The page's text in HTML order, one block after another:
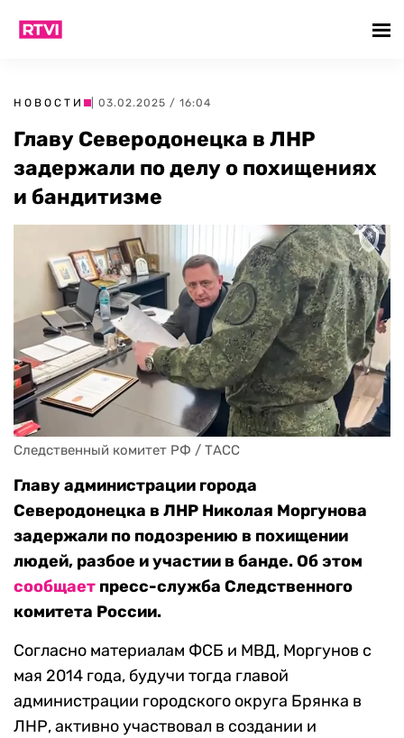
НОВОСТИ | 03.02.2025 / 16:04
Главу Северодонецка в ЛНР
задержали по делу о похищениях
и бандитизме
Следственный комитет РФ / ТАСС
Главу администрации города
Северодонецка в ЛНР Николая Моргунова
задержали по подозрению в похищении
людей, разбое и участии в банде. Об этом
сообщает пресс-служба Следственного
комитета России.
Согласно материалам ФСБ и МВД, Моргунов с
мая 2014 года, будучи тогда главой
администрации городского округа Брянка в
ЛНР, активно участвовал в создании и